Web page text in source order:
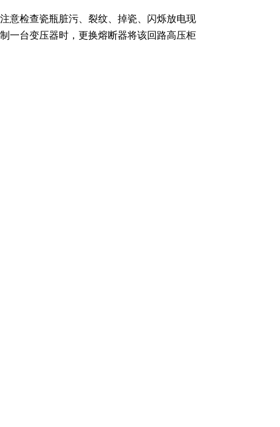
意检查瓷瓶脏污、裂纹、掉瓷、闪烁放电现
一台变压器时，更换熔断器将该回路高压柜